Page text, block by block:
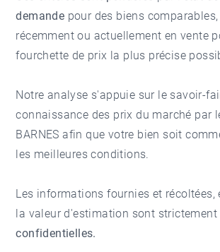
demande pour des biens
récemment ou actuellement en vente
fourchette de prix la plus précise
Notre analyse s'appuie sur le savoir-
connaissance des prix du marché par
BARNES afin que votre bien soit
les meilleures conditions.
Les informations fournies et récoltées,
la valeur d'estimation sont strictement
confidentielles.